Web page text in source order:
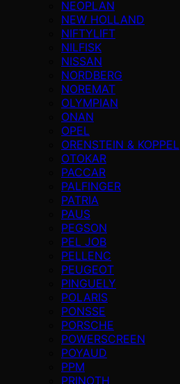
NEOPLAN
NEW HOLLAND
NIFTYLIFT
NILFISK
NISSAN
NORDBERG
NOREMAT
OLYMPIAN
ONAN
OPEL
ORENSTEIN & KOPPEL
OTOKAR
PACCAR
PALFINGER
PATRIA
PAUS
PEGSON
PEL JOB
PELLENC
PEUGEOT
PINGUELY
POLARIS
PONSSE
PORSCHE
POWERSCREEN
POYAUD
PPM
PRINOTH